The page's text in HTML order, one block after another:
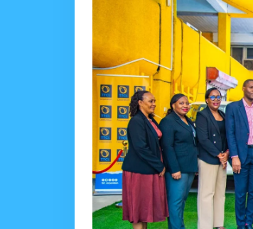
OSCAR
Umaskini
Zawadi -Aug
Nilitafuta
Zawadi-Aug
DKT. SIMBEYE
Alex Sonna-Aug 06